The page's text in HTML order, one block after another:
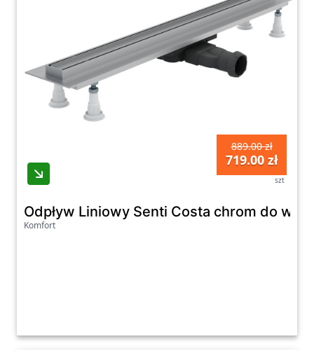
889.00 zł
719.00 zł
szt
Odpływ Liniowy Senti Costa chrom do
Komfort